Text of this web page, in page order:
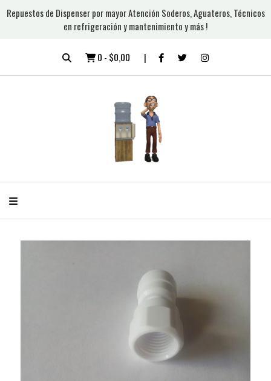
Repuestos de Dispenser por mayor Atención Soderos, Aguateros, Técnicos
en refrigeración y mantenimiento y más !
0 - $0,00